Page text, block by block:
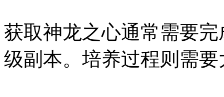
获取神龙之心通常需要
级副本。培养过程则需